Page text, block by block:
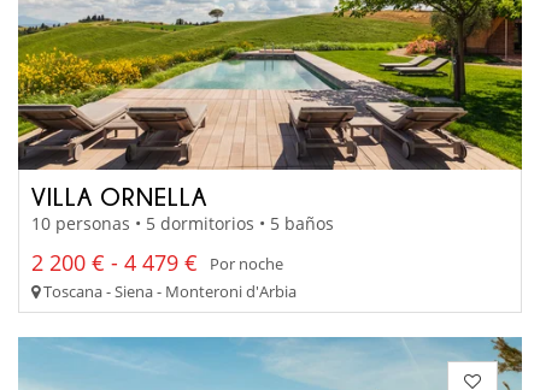
VILLA ORNELLA
10 personas • 5 dormitorios • 5 baños
2 200 € - 4 479 €
Por noche
Toscana - Siena - Monteroni d'Arbia